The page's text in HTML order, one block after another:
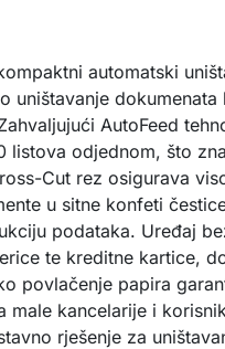
automatski
uništavanje dokumenata
AutoFeed
listova odjednom, što
Cut rez osigurava
u sitne konfeti
podataka. Uređaj
te kreditne kartice,
povlačenje papira
male kancelarije i
rješenje za